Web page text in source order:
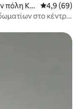
πόλη Ke
Μέση
4,9 (69)
στο κέντρο